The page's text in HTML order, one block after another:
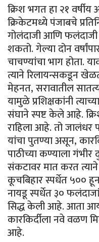
क्रिश भगत हा २१
क्रिकेटमध्ये पंजाबचे
गोलंदाजी आणि फलंदाजी
शकतो. गेल्या दोन
चाचण्यांचा भाग होता.
त्याने रिलायन्सकडून
मेहनत, सरावातील
यामुळे प्रशिक्षकांनी
संघाने स्पष्ट केले आहे.
राहिला आहे. तो जालंधर
यांचा पुतण्या असून,
पाठीच्या कण्याला गंभीर
संकटावर मात करत
कूचबिहार स्पर्धेत ५००
नायडू स्पर्धेत ३०
सिद्ध केली आहे. आता
कारकिर्दीला नवे वळण
आहे.